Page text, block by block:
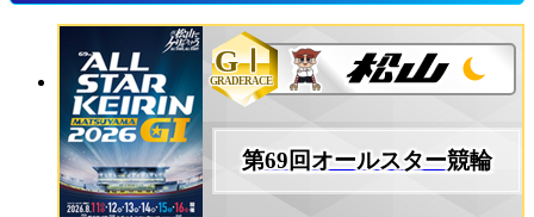
GⅠ
GRADERACE
第69回オールスター競輪